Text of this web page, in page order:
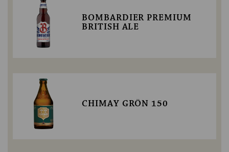
BOMBARDIER PREMIUM
BRITISH ALE
CHIMAY GRÖN 150